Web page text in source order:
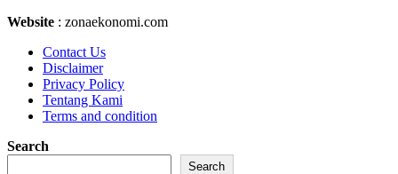
Website : zonaekonomi.com
Contact Us
Disclaimer
Privacy Policy
Tentang Kami
Terms and condition
Search
Search